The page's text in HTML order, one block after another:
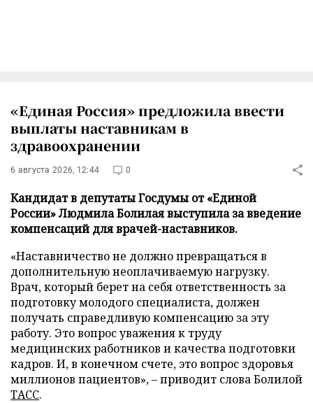
«Единая Россия» предложила ввести
выплаты наставникам в
здравоохранении
6 августа 2026, 12:44 0
Кандидат в депутаты Госдумы от «Единой
России» Людмила Болилая выступила за введение
компенсаций для врачей-наставников.
«Наставничество не должно превращаться в
дополнительную неоплачиваемую нагрузку.
Врач, который берет на себя ответственность за
подготовку молодого специалиста, должен
получать справедливую компенсацию за эту
работу. Это вопрос уважения к труду
медицинских работников и качества подготовки
кадров. И, в конечном счете, это вопрос здоровья
миллионов пациентов», – приводит слова Болилой
ТАСС.